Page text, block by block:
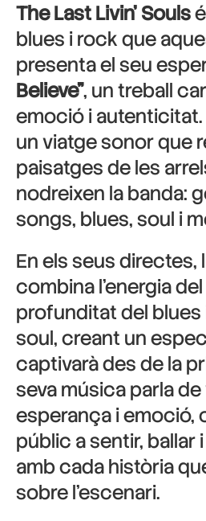
The Last Livin’ Souls
blues i rock que
presenta el seu
Believe”, un treball
emoció i
un viatge sonor que
paisatges de les
nodreixen la banda:
songs, blues, soul i
En els seus directes,
combina l’energia
profunditat del blues
soul, creant un
captivarà des de la
seva música parla de
esperança i emoció,
públic a sentir,
amb cada història
sobre l’escenari.